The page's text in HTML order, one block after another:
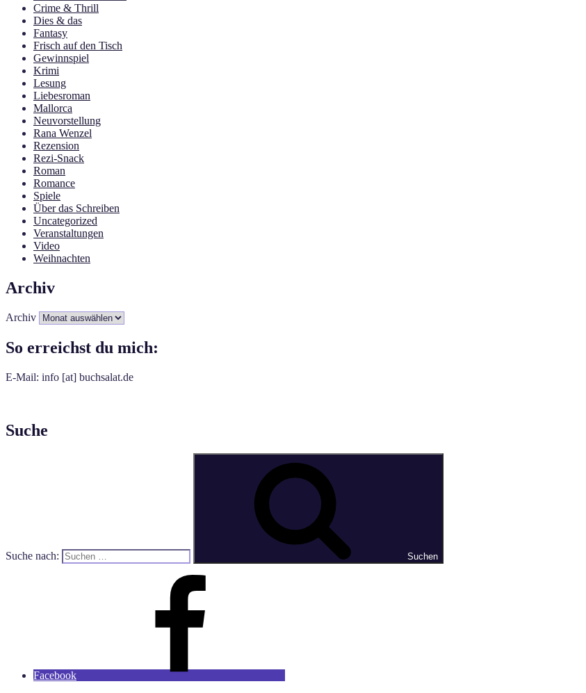
Crime & Thrill
Dies & das
Fantasy
Frisch auf den Tisch
Gewinnspiel
Krimi
Lesung
Liebesroman
Mallorca
Neuvorstellung
Rana Wenzel
Rezension
Rezi-Snack
Roman
Romance
Spiele
Über das Schreiben
Uncategorized
Veranstaltungen
Video
Weihnachten
Archiv
Archiv
So erreichst du mich:
E-Mail: info [at] buchsalat.de
Suche
Suche nach: Suchen
Facebook